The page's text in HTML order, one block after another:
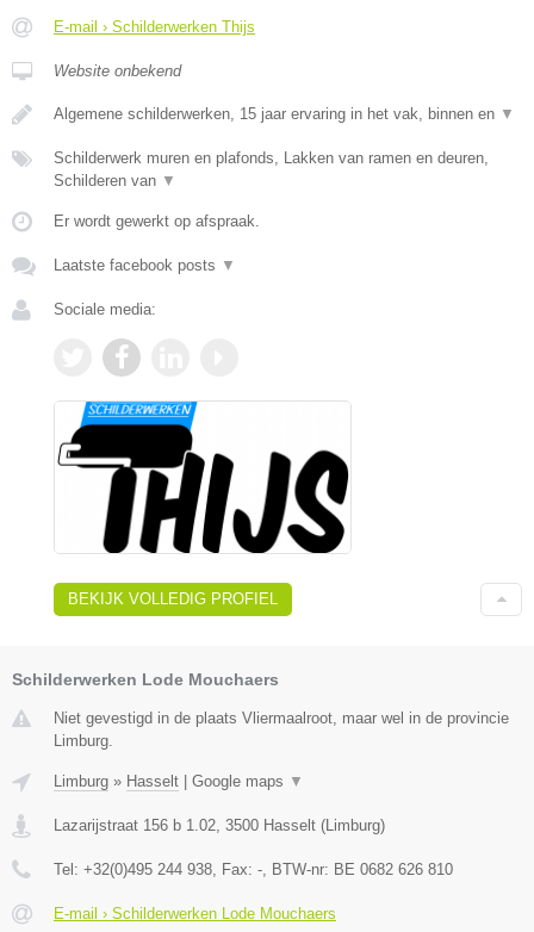
E-mail › Schilderwerken Thijs
Website onbekend
Algemene schilderwerken, 15 jaar ervaring in het vak, binnen en ▼
Schilderwerk muren en plafonds, Lakken van ramen en deuren,
Schilderen van ▼
Er wordt gewerkt op afspraak.
Laatste facebook posts ▼
Sociale media:
BEKIJK VOLLEDIG PROFIEL
Schilderwerken Lode Mouchaers
Niet gevestigd in de plaats Vliermaalroot, maar wel in de provincie
Limburg.
Limburg » Hasselt Google maps ▼
Lazarijstraat 156 b 1.02, 3500 Hasselt (Limburg)
Tel: +32(0)495 244 938, Fax: -, BTW-nr: BE 0682 626 810
E-mail › Schilderwerken Lode Mouchaers